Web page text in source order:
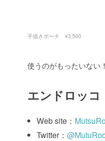
手描きポーチ ¥3,500
使うのがもったいない
エンドロッコ
Web site：
Twitter：